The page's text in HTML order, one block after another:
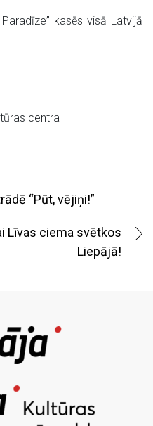
kasēs visā Latvijā
centra
“Pūt, vējiņi!”
Līvas ciema svētkos
Liepājā!